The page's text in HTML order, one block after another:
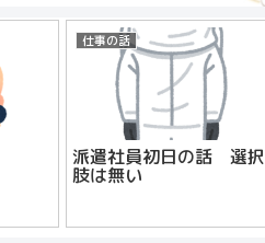
仕事の話
派遣社員初日の話 選択
肢は無い